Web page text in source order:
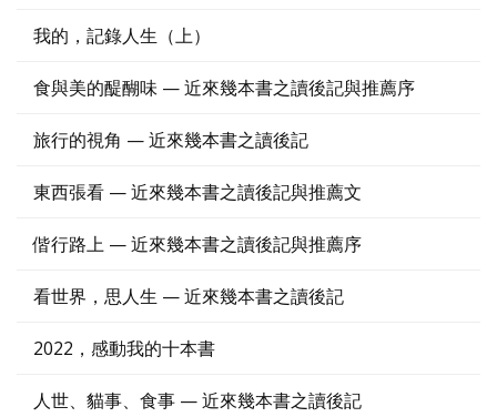
我的，記錄人生（上）
食與美的醍醐味 — 近來幾本書之讀後記與推薦序
旅行的視角 — 近來幾本書之讀後記
東西張看 — 近來幾本書之讀後記與推薦文
偕行路上 — 近來幾本書之讀後記與推薦序
看世界，思人生 — 近來幾本書之讀後記
2022，感動我的十本書
人世、貓事、食事 — 近來幾本書之讀後記